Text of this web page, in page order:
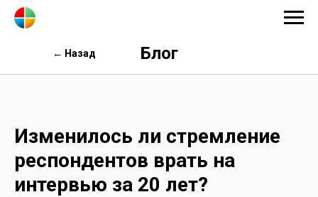
Блог
← Назад
Изменилось ли стремление
респондентов врать на
интервью за 20 лет?